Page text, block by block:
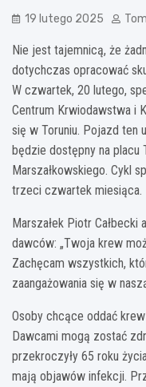
19 lutego 2025
Nie jest tajemnicą, że
dotychczas opracować
W czwartek, 20 lutego,
Centrum Krwiodawstwa i
się w Toruniu. Pojazd ten
będzie dostępny na placu
Marszałkowskiego. Cykl
trzeci czwartek miesiąca.
Marszałek Piotr
dawców: „Twoja krew
Zachęcam wszystkich,
zaangażowania się w
Osoby chcące oddać
Dawcami mogą zostać
przekroczyły 65 roku
mają objawów infekcji.